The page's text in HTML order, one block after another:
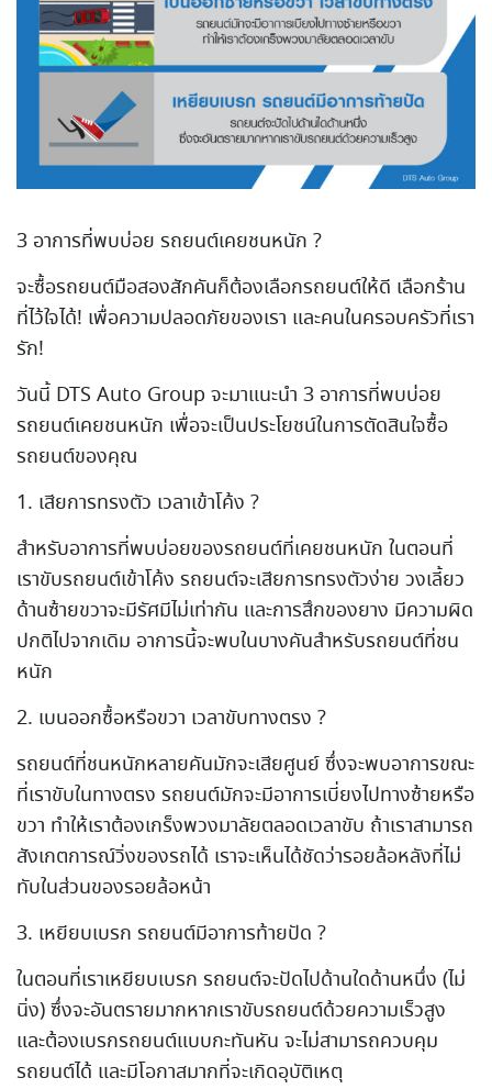
3 อาการที่พบบ่อย รถยนต์เคยชนหนัก ?
จะซื้อรถยนต์มือสองสักคันก็ต้องเลือกรถยนต์ให้ดี เลือกร้าน
ที่ไว้ใจได้! เพื่อความปลอดภัยของเรา และคนในครอบครัวที่เรา
รัก!
วันนี้ DTS Auto Group จะมาแนะนำ 3 อาการที่พบบ่อย
รถยนต์เคยชนหนัก เพื่อจะเป็นประโยชน์ในการตัดสินใจซื้อ
รถยนต์ของคุณ
1. เสียการทรงตัว เวลาเข้าโค้ง ?
สำหรับอาการที่พบบ่อยของรถยนต์ที่เคยชนหนัก ในตอนที่
เราขับรถยนต์เข้าโค้ง รถยนต์จะเสียการทรงตัวง่าย วงเลี้ยว
ด้านซ้ายขวาจะมีรัศมีไม่เท่ากัน และการสึกของยาง มีความผิด
ปกติไปจากเดิม อาการนี้จะพบในบางคันสำหรับรถยนต์ที่ชน
หนัก
2. เบนออกซื้อหรือขวา เวลาขับทางตรง ?
รถยนต์ที่ชนหนักหลายคันมักจะเสียศูนย์ ซึ่งจะพบอาการขณะ
ที่เราขับในทางตรง รถยนต์มักจะมีอาการเบี่ยงไปทางซ้ายหรือ
ขวา ทำให้เราต้องเกร็งพวงมาลัยตลอดเวลาขับ ถ้าเราสามารถ
สังเกตการณ์วิ่งของรถได้ เราจะเห็นได้ชัดว่ารอยล้อหลังที่ไม่
ทับในส่วนของรอยล้อหน้า
3. เหยียบเบรก รถยนต์มีอาการท้ายปัด ?
ในตอนที่เราเหยียบเบรก รถยนต์จะปัดไปด้านใดด้านหนึ่ง (ไม่
นิ่ง) ซึ่งจะอันตรายมากหากเราขับรถยนต์ด้วยความเร็วสูง
และต้องเบรกรถยนต์แบบกะทันหัน จะไม่สามารถควบคุม
รถยนต์ได้ และมีโอกาสมากที่จะเกิดอุบัติเหตุ